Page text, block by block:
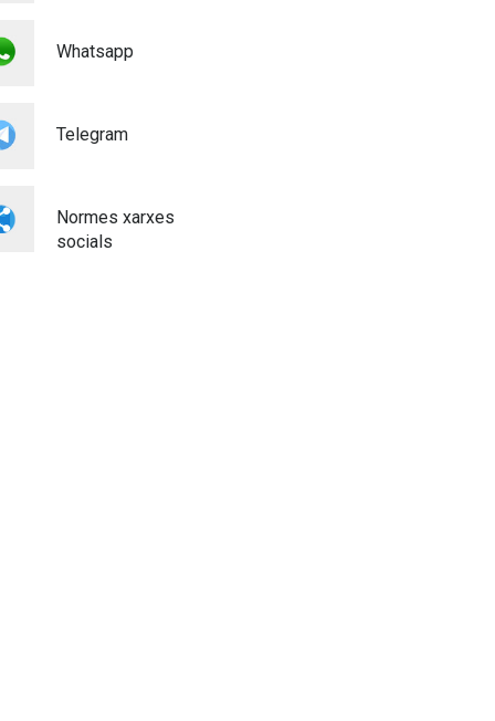
Whatsapp
Telegram
Normes xarxes
socials